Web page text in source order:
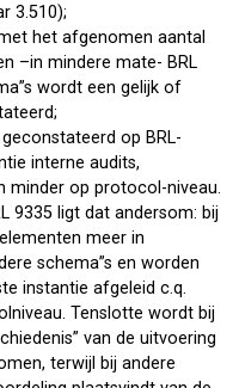
3.510);
het afgenomen aantal
–in mindere mate- BRL
wordt een gelijk of
op BRL-
interne audits,
minder op protocol-niveau.
9335 ligt dat andersom: bij
meer in
schema”s en worden
instantie afgeleid c.q.
Tenslotte wordt bij
van de uitvoering
terwijl bij andere